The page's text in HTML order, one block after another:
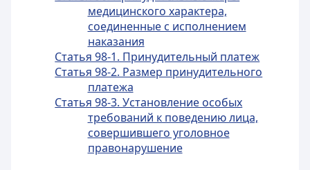
медицинского характера,
соединенные с исполнением
наказания
Статья 98-1. Принудительный платеж
Статья 98-2. Размер принудительного
платежа
Статья 98-3. Установление особых
требований к поведению лица,
совершившего уголовное
правонарушение